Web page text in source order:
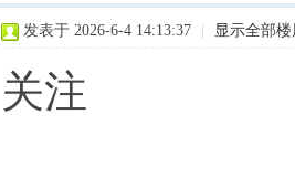
发表于 2026-6-4 14:13:37 显示全部楼
关注